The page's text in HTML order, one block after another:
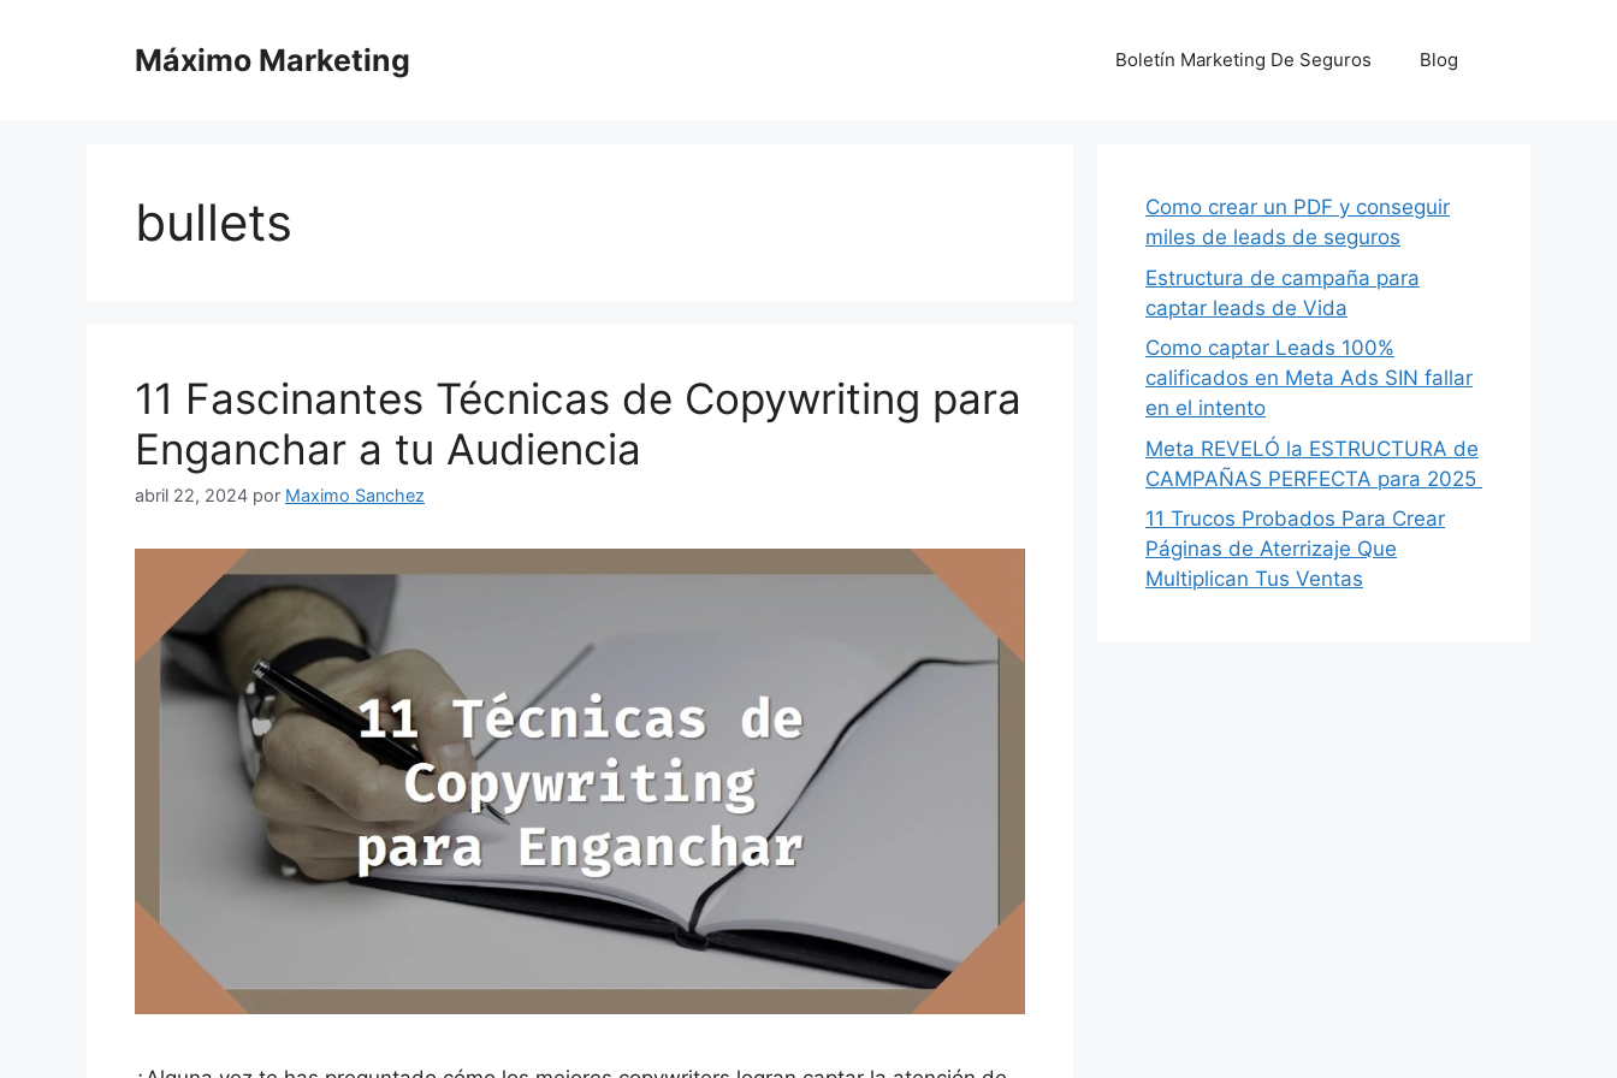
Máximo Marketing Boletín Marketing De Seguros Blog
bullets
11 Fascinantes Técnicas de Copywriting para
Enganchar a tu Audiencia
abril 22, 2024 por Maximo Sanchez
Como crear un PDF y conseguir
miles de leads de seguros
Estructura de campaña para
captar leads de Vida
Como captar Leads 100%
calificados en Meta Ads SIN fallar
en el intento
Meta REVELÓ la ESTRUCTURA de
CAMPAÑAS PERFECTA para 2025
11 Trucos Probados Para Crear
Páginas de Aterrizaje Que
Multiplican Tus Ventas